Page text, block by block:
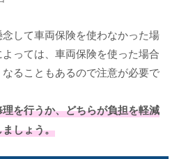
して車両保険を使わなかった場
っては、車両保険を使った場合
ることもあるので注意が必要で
を行うか、どちらが負担を軽減
しょう。